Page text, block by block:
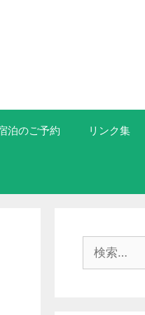
泊のご予約 リンク集